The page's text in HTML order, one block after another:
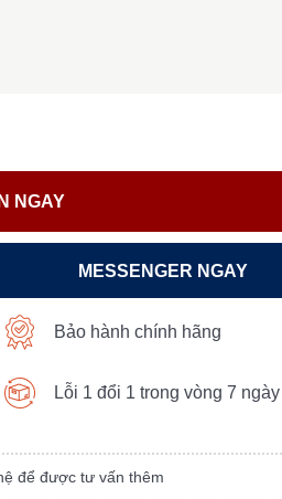
NGAY
MESSENGER NGAY
Bảo hành chính hãng
Lỗi 1 đổi 1 trong vòng 7 ngày
để được tư vấn thêm